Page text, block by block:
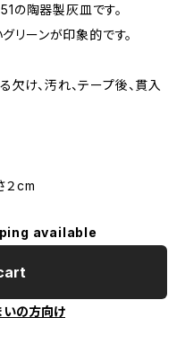
の陶器製灰皿です。
リーンが印象的です。
け、汚れ、テープ後、貫入
２cm
available
いの方向け